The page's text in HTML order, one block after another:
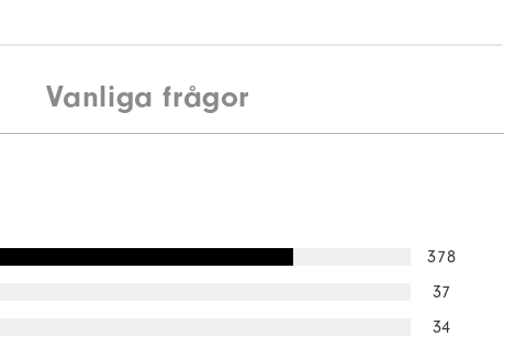
Vanliga frågor
378
37
34